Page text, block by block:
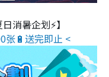
消暑企划⚡】
张🔋送完即止 <